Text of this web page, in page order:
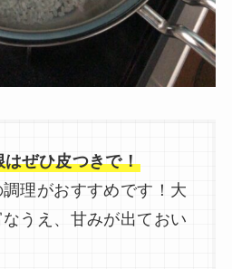
ぜひ皮つきで！
理がおすすめです！大
うえ、甘みが出ておい